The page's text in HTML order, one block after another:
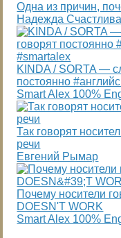
Одна из причин,
Надежда
KINDA / SORTA —
постоянно
Smart Alex 100%
Так говорят
речи
Евгений Рымар
Почему носители
DOESN'T WORK
Smart Alex 100%